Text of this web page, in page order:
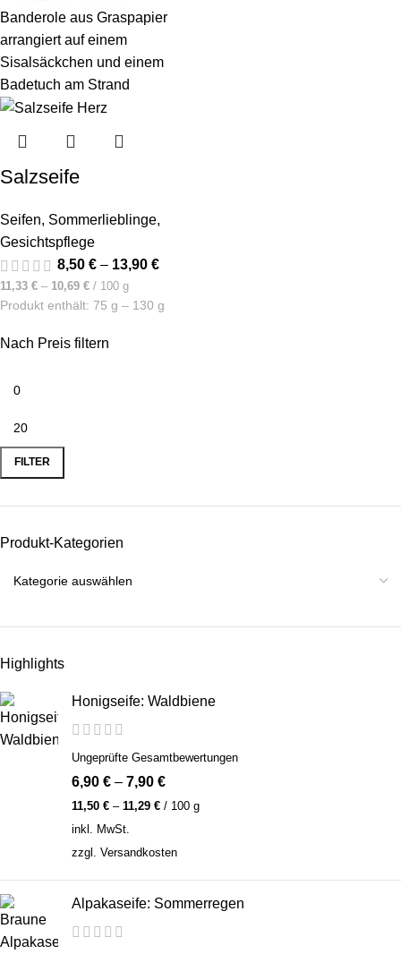
Nach Preis filtern
FILTER
Produkt-Kategorien
Highlights
Honigseife: Waldbiene
Ungeprüfte Gesamtbewertungen
6,90 € – 7,90 €
11,50 € – 11,29 € / 100 g
inkl. MwSt.
zzgl. Versandkosten
Alpakaseife: Sommerregen
Salzseife
Seifen, Sommerlieblinge,
Gesichtspflege
8,50 € – 13,90 €
11,33 € – 10,69 € / 100 g
Produkt enthält: 75 g – 130 g